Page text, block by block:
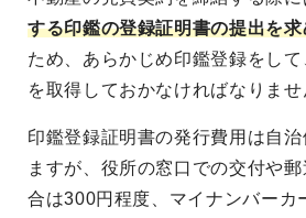
する印鑑の登録証明書の提出を
ため、あらかじめ印鑑登録をし
を取得しておかなければなりませ
印鑑登録証明書の発行費用は自治
ますが、役所の窓口での交付や
合は300円程度、マイナンバーカ